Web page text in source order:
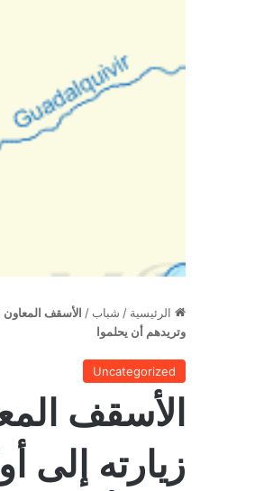
الرئيسية / شباب / الأسقف المعاون
وتريدهم أن يحلموا
Uncategorized
الأسقف
زيارته إلى